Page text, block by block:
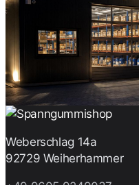
Weberschlag 14a
92729 Weiherhammer